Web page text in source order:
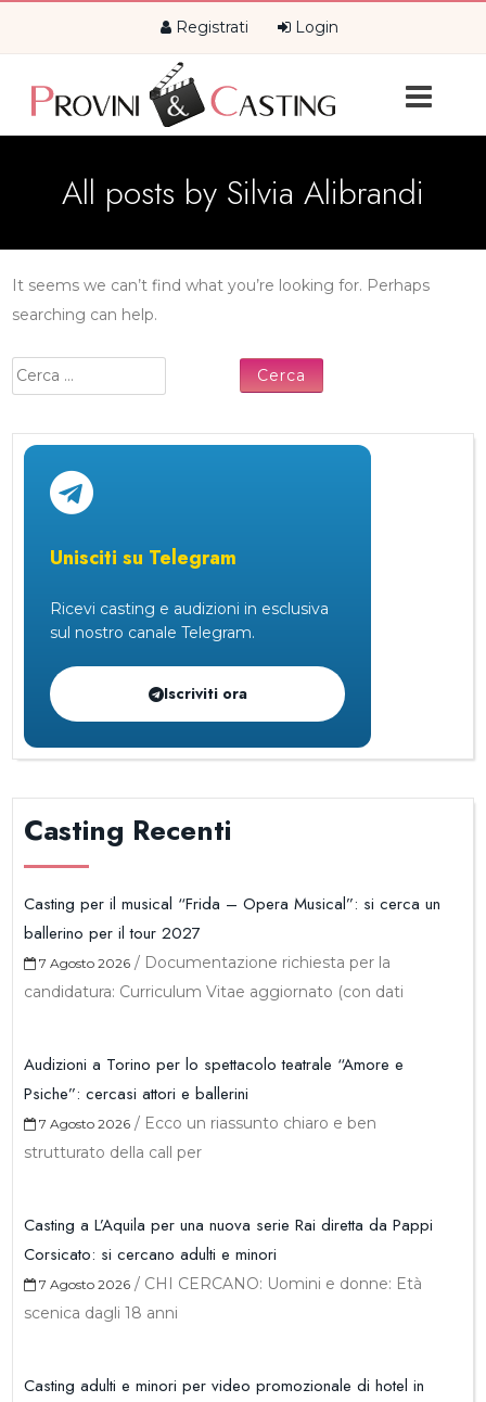
Registrati Login
All posts by Silvia Alibrandi
It seems we can’t find what you’re looking for. Perhaps
searching can help.
Unisciti su Telegram
Ricevi casting e audizioni in esclusiva
sul nostro canale Telegram.
Iscriviti ora
Casting Recenti
Casting per il musical “Frida – Opera Musical”: si cerca un
ballerino per il tour 2027
7 Agosto 2026 / Documentazione richiesta per la
candidatura: Curriculum Vitae aggiornato (con dati
Audizioni a Torino per lo spettacolo teatrale “Amore e
Psiche”: cercasi attori e ballerini
7 Agosto 2026 / Ecco un riassunto chiaro e ben
strutturato della call per
Casting a L’Aquila per una nuova serie Rai diretta da Pappi
Corsicato: si cercano adulti e minori
7 Agosto 2026 / CHI CERCANO: Uomini e donne: Età
scenica dagli 18 anni
Casting adulti e minori per video promozionale di hotel in